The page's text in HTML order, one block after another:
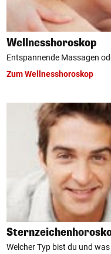
Wellnesshoroskop
Entspannende Massagen
Zum Wellnesshoroskop
Welcher Typ bist du und